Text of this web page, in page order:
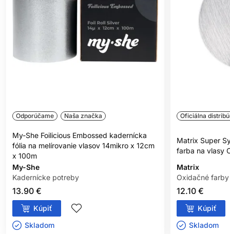
Dodanie alebo neutralizácia tónu- zmena a úprava tónu v
rovnakej výške tónu
Odporúčame Naša značka
My-She Foilicious Embossed kadernícka
fólia na melírovanie vlasov 14mikro x 12cm
x 100m
My-She
Kadernícke potreby
13.90 €
Kúpiť
Skladom ㅤ
Oficiálna
Matrix Super
farba na vlasy
Matrix
Oxidačné
12.10 €
Kúpiť
Skladom ㅤ